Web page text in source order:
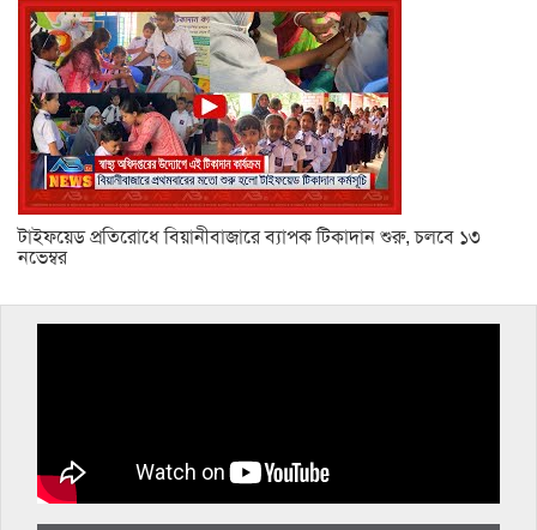
টাইফয়েড প্রতিরোধে বিয়ানীবাজারে ব্যাপক টিকাদান শুরু, চলবে ১৩
নভেম্বর